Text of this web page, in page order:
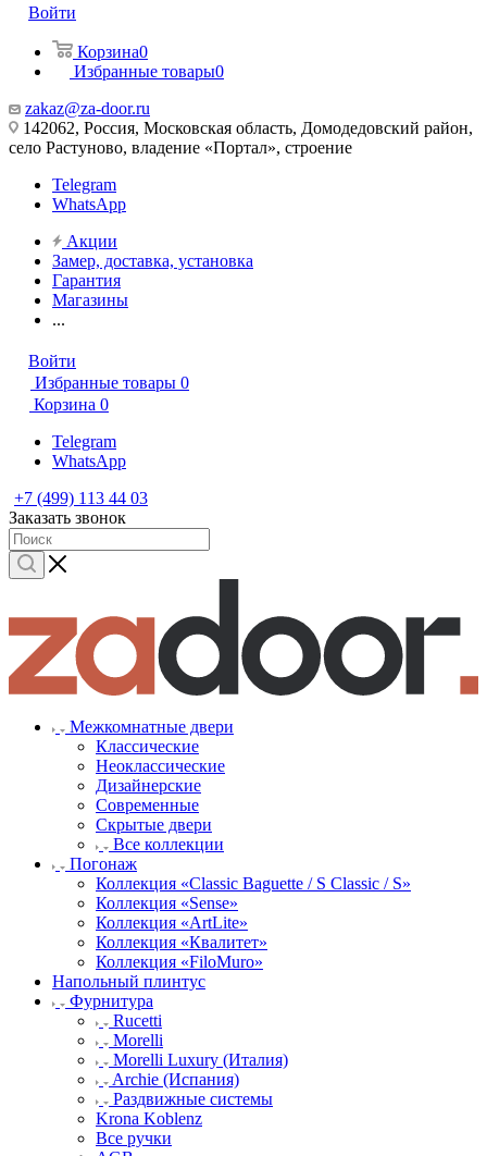
Войти
Корзина0
Избранные товары0
zakaz@za-door.ru
142062, Россия, Московская область, Домодедовский район,
село Растуново, владение «Портал», строение
Telegram
WhatsApp
Акции
Замер, доставка, установка
Гарантия
Магазины
...
Войти
Избранные товары 0
Корзина 0
Telegram
WhatsApp
+7 (499) 113 44 03
Заказать звонок
Межкомнатные двери
Классические
Неоклассические
Дизайнерские
Современные
Скрытые двери
Все коллекции
Погонаж
Коллекция «Classic Baguette / S Classic / S»
Коллекция «Sense»
Коллекция «ArtLite»
Коллекция «Квалитет»
Коллекция «FiloMuro»
Напольный плинтус
Фурнитура
Rucetti
Morelli
Morelli Luxury (Италия)
Archie (Испания)
Раздвижные системы
Krona Koblenz
Все ручки